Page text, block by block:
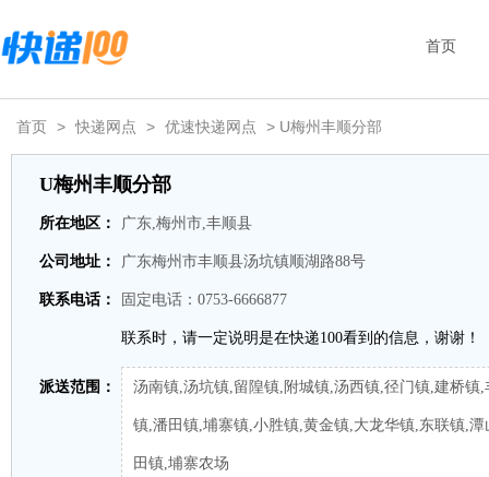
首页
首页 > 快递网点 > 优速快递网点 > U梅州丰顺分部
U梅州丰顺分部
所在地区： 广东,梅州市,丰顺县
公司地址： 广东梅州市丰顺县汤坑镇顺湖路88号
联系电话： 固定电话：0753-6666877
联系时，请一定说明是在快递100看到的信息，谢谢！
派送范围： 汤南镇,汤坑镇,留隍镇,附城镇,汤西镇,径门镇,建桥镇
镇,潘田镇,埔寨镇,小胜镇,黄金镇,大龙华镇,东联镇,
田镇,埔寨农场